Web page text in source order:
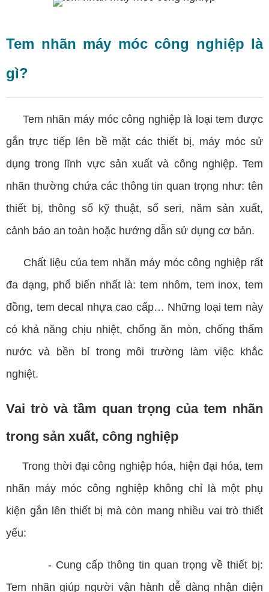
Tem nhãn máy móc công nghiệp là
gì?
Tem nhãn máy móc công nghiệp là loại tem được
gắn trực tiếp lên bề mặt các thiết bị, máy móc sử
dụng trong lĩnh vực sản xuất và công nghiệp. Tem
nhãn thường chứa các thông tin quan trọng như: tên
thiết bị, thông số kỹ thuật, số seri, năm sản xuất,
cảnh báo an toàn hoặc hướng dẫn sử dụng cơ bản.
Chất liệu của tem nhãn máy móc công nghiệp rất
đa dạng, phổ biến nhất là: tem nhôm, tem inox, tem
đồng, temdecal nhựa cao cấp… Những loại tem này
có khả năng chịu nhiệt, chống ăn mòn, chống thấm
nước và bền bỉ trong môi trường làm việc khắc
nghiệt.
Vai trò và tầm quan trọng của tem nhãn
trong sản xuất, công nghiệp
Trong thời đại công nghiệp hóa, hiện đại hóa, tem
nhãn máy móc công nghiệp không chỉ là một phụ
kiện gắn lên thiết bị mà còn mang nhiều vai trò thiết
yếu:
- Cung cấp thông tin quan trọng về thiết bị:
Tem nhãn giúp người vận hành dễ dàng nhận diện